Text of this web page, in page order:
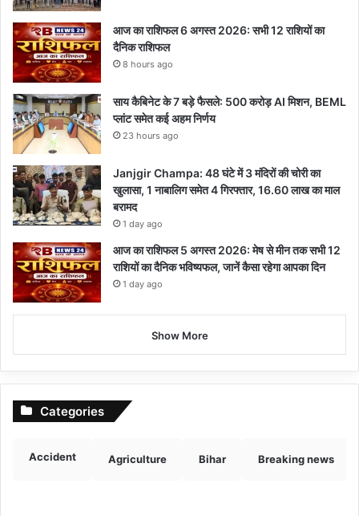
आज का राशिफल 6 अगस्त 2026: सभी 12 राशियों का
दैनिक राशिफल
8 hours ago
साय कैबिनेट के 7 बड़े फैसले: 500 करोड़ AI मिशन, BEML
प्लांट समेत कई अहम निर्णय
23 hours ago
Janjgir Champa: 48 घंटे में 3 मंदिरों की चोरी का
खुलासा, 1 नाबालिग समेत 4 गिरफ्तार, 16.60 लाख का माल
बरामद
1 day ago
आज का राशिफल 5 अगस्त 2026: मेष से मीन तक सभी 12
राशियों का दैनिक भविष्यफल, जानें कैसा रहेगा आपका दिन
1 day ago
Show More
Categories
Accident Agriculture Bihar Breaking news